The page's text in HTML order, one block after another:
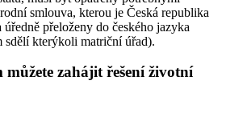
smlouva, kterou je Česká republika
přeloženy do českého jazyka
sdělí kterýkoli matriční úřad).
můžete zahájit řešení životní